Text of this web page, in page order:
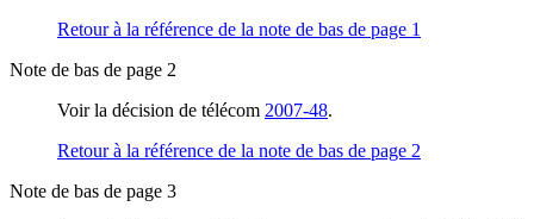
Retour à la référence de la note de bas de page 1
Note de bas de page 2
Voir la décision de télécom 2007-48.
Retour à la référence de la note de bas de page 2
Note de bas de page 3